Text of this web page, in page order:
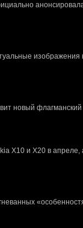
новый
X10 и X20 в